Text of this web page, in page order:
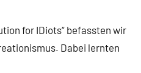
for IDiots“ befassten wir
Dabei lernten